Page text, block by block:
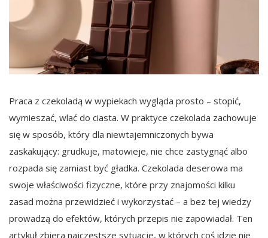
Praca z czekoladą w wypiekach wygląda prosto – stopić,
wymieszać, wlać do ciasta. W praktyce czekolada zachowuje
się w sposób, który dla niewtajemniczonych bywa
zaskakujący: grudkuje, matowieje, nie chce zastygnąć albo
rozpada się zamiast być gładka. Czekolada deserowa ma
swoje właściwości fizyczne, które przy znajomości kilku
zasad można przewidzieć i wykorzystać – a bez tej wiedzy
prowadzą do efektów, których przepis nie zapowiadał. Ten
artykuł zbiera najczęstsze sytuacje, w których coś idzie nie